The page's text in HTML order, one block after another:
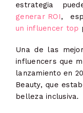
estrategia
generar ROI,
un influencer top
Una de las
influencers que
lanzamiento en
Beauty, que
belleza inclusiva.